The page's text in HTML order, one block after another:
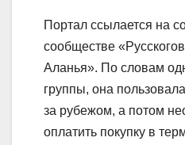
Портал ссылается на
сообществе
Аланья». По словам
группы, она
за рубежом, а потом
оплатить покупку в